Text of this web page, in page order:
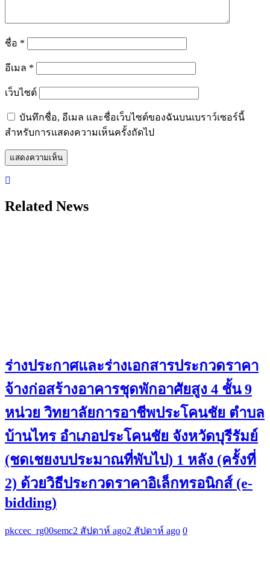
ชื่อ *
อีเมล *
เว็บไซต์
บันทึกชื่อ, อีเมล และชื่อเว็บไซต์ของฉันบนเบราว์เซอร์นี้
สำหรับการแสดงความเห็นครั้งถัดไป
Related News
ร่างประกาศและร่างเอกสารประกวดราคา
จ้างก่อสร้างอาคารชุดพักอาศัยสูง 4 ชั้น 9
หน่วย วิทยาลัยการอาชีพประโคนชัย ตำบล
บ้านไทร อำเภอประโคนชัย จังหวัดบุรีรัมย์
(ชดเชยงบประมาณที่พับไป) 1 หลัง (ครั้งที่
2) ด้วยวิธีประกวดราคาอิเล็กทรอนิกส์ (e-
bidding)
pkccec_rg00semc2 สัปดาห์ ago2 สัปดาห์ ago 0